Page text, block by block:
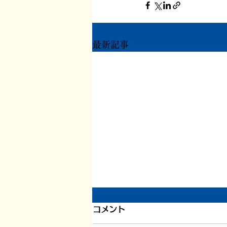
最新記事
引き続き倦怠感
コメント